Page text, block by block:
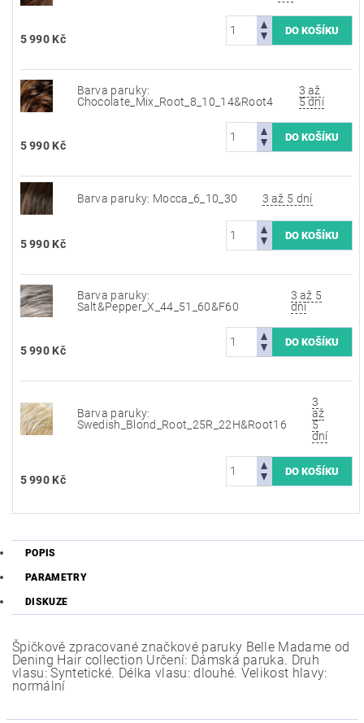
5 990 Kč
Barva paruky:
Chocolate_Mix_Root_8_10_14&Root4
3 až
5 dní
5 990 Kč
Barva paruky: Mocca_6_10_30 3 až 5 dní
5 990 Kč
Barva paruky:
Salt&Pepper_X_44_51_60&F60
3 až 5
dní
5 990 Kč
Barva paruky:
Swedish_Blond_Root_25R_22H&Root16
3
až
5
dní
5 990 Kč
POPIS
PARAMETRY
DISKUZE
Špičkově zpracované značkové paruky Belle Madame od
Dening Hair collection Určení: Dámská paruka. Druh
vlasu: Syntetické. Délka vlasu: dlouhé. Velikost hlavy:
normální